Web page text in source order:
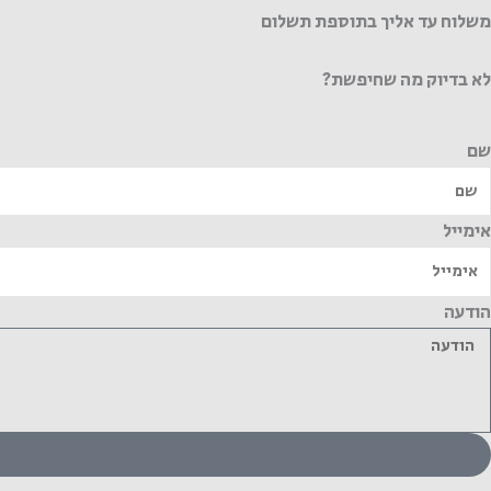
משלוח עד אליך בתוספת תשלום
לא בדיוק מה שחיפשת?
שם
אימייל
הודעה